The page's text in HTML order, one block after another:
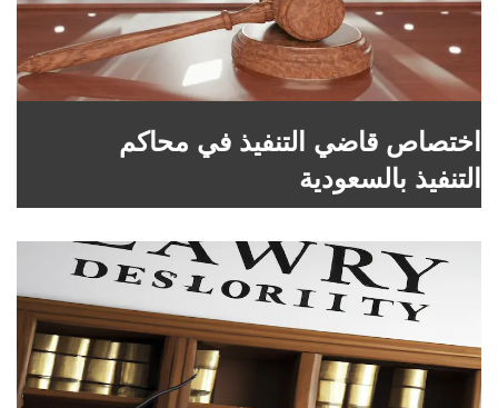
اختصاص قاضي التنفيذ في محاكم
التنفيذ بالسعودية